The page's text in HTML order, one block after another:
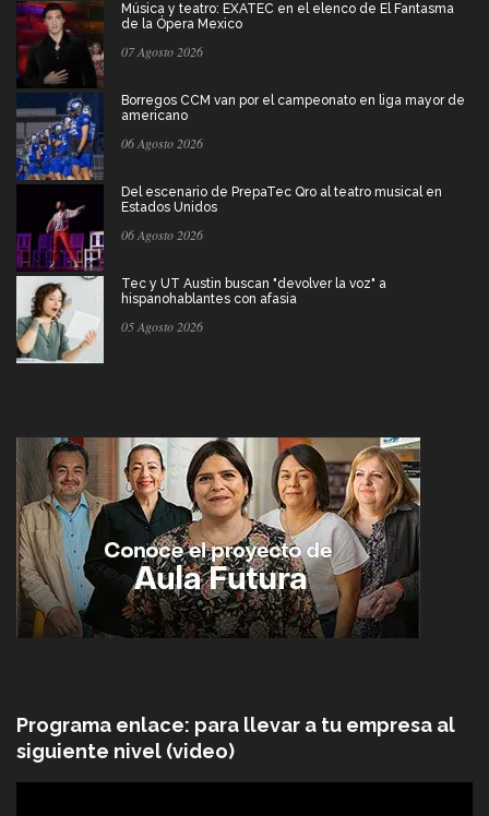
Música y teatro: EXATEC en el elenco de El Fantasma
de la Ópera Mexico
07 Agosto 2026
Borregos CCM van por el campeonato en liga mayor de
americano
06 Agosto 2026
Del escenario de PrepaTec Qro al teatro musical en
Estados Unidos
06 Agosto 2026
Tec y UT Austin buscan "devolver la voz" a
hispanohablantes con afasia
05 Agosto 2026
Programa enlace: para llevar a tu empresa al
siguiente nivel (video)